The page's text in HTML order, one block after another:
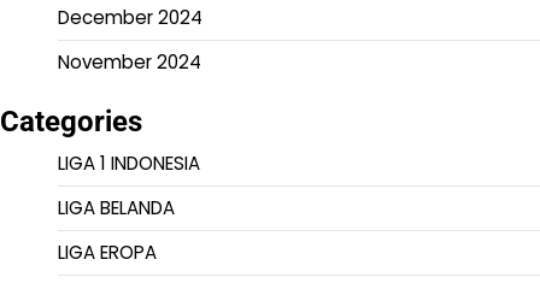
December 2024
November 2024
Categories
LIGA 1 INDONESIA
LIGA BELANDA
LIGA EROPA